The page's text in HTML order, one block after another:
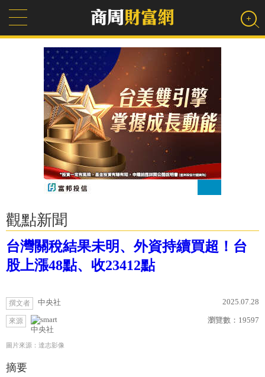
觀點新聞
台灣關稅結果未明、外資持續買超！台
股上漲48點、收23412點
撰文者 中央社 2025.07.28
來源
中央社
瀏覽數： 19597
圖片來源：達志影像
摘要